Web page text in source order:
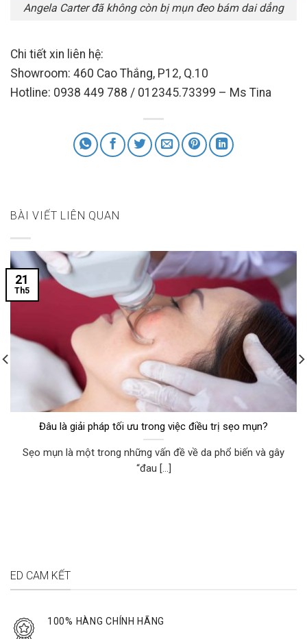
Angela Carter đã không còn bị mụn đeo bám dai dẳng
Chi tiết xin liên hệ:
Showroom: 460 Cao Thắng, P12, Q.10
Hotline: 0938 449 788 / 012345.73399 – Ms Tina
BÀI VIẾT LIÊN QUAN
Đâu là giải pháp tối ưu trong việc điều trị sẹo mụn?
Sẹo mụn là một trong những vấn đề về da phổ biến và gây
“đau [...]
21
Th5
ED CAM KẾT
100% HÀNG CHÍNH HÃNG